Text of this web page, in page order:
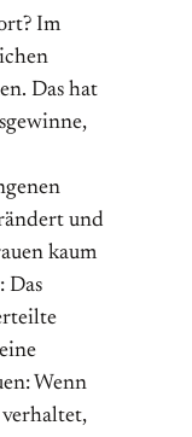
Im
Das hat
und
kaum
Das
Wenn